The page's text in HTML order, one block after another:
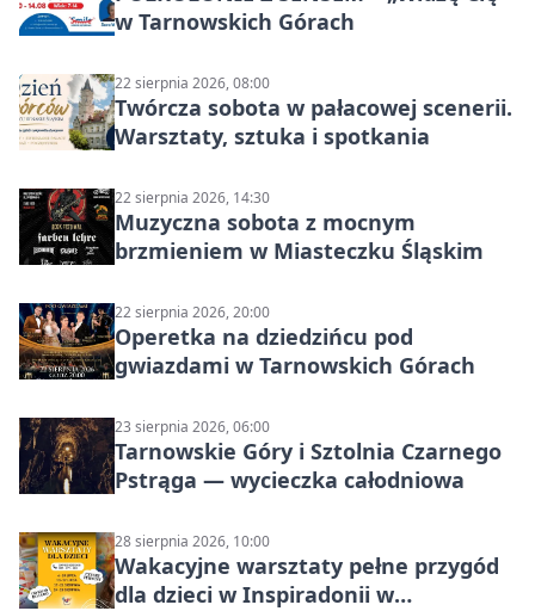
w Tarnowskich Górach
22 sierpnia 2026, 08:00
Twórcza sobota w pałacowej scenerii.
Warsztaty, sztuka i spotkania
22 sierpnia 2026, 14:30
Muzyczna sobota z mocnym
brzmieniem w Miasteczku Śląskim
22 sierpnia 2026, 20:00
Operetka na dziedzińcu pod
gwiazdami w Tarnowskich Górach
23 sierpnia 2026, 06:00
Tarnowskie Góry i Sztolnia Czarnego
Pstrąga — wycieczka całodniowa
28 sierpnia 2026, 10:00
Wakacyjne warsztaty pełne przygód
dla dzieci w Inspiradonii w